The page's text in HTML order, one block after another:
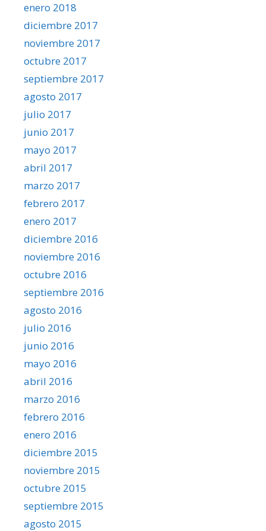
enero 2018
diciembre 2017
noviembre 2017
octubre 2017
septiembre 2017
agosto 2017
julio 2017
junio 2017
mayo 2017
abril 2017
marzo 2017
febrero 2017
enero 2017
diciembre 2016
noviembre 2016
octubre 2016
septiembre 2016
agosto 2016
julio 2016
junio 2016
mayo 2016
abril 2016
marzo 2016
febrero 2016
enero 2016
diciembre 2015
noviembre 2015
octubre 2015
septiembre 2015
agosto 2015